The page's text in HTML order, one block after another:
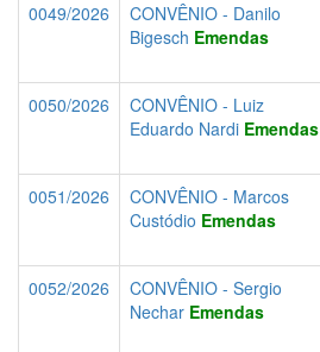
0049/2026
CONVÊNIO - Danilo
Bigesch Emendas
0050/2026
CONVÊNIO - Luiz
Eduardo Nardi Emendas
0051/2026
CONVÊNIO - Marcos
Custódio Emendas
0052/2026
CONVÊNIO - Sergio
Nechar Emendas